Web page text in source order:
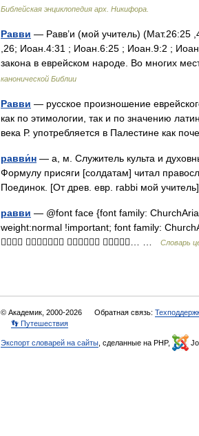
Библейская энциклопедия арх. Никифора.
Равви — Равв’и (мой учитель)
,26; Иоан.4:31 ; Иоан.6:25 ; Иоан.9:2 ;
закона в еврейском народе. Во многих
канонической Библии
Равви — русское произношение
как по этимологии, так и по значению
века Р. употребляется в Палестине как
равви́н — а, м. Служитель культа и
Формулу присяги [солдатам] читал
Поединок. [От древ. евр. rabbi мой
равви — @font face {font family:
weight:normal !important; font family:
   … …
Словарь
© Академик, 2000-2026 Обратная связь:
👣 Путешествия
Экспорт словарей на сайты , сделанные на PHP,